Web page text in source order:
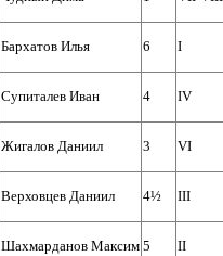
Бархатов Илья 6 I
Супиталев Иван 4 IV
Жигалов Даниил 3 VI
Верховцев Даниил 4½ III
Шахмарданов Максим 5 II